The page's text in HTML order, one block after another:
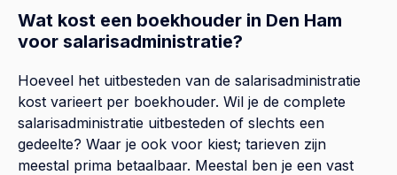
Wat kost een boekhouder in Den Ham
voor salarisadministratie?
Hoeveel het uitbesteden van de salarisadministratie
kost varieert per boekhouder. Wil je de complete
salarisadministratie uitbesteden of slechts een
gedeelte? Waar je ook voor kiest; tarieven zijn
meestal prima betaalbaar. Meestal ben je een vast